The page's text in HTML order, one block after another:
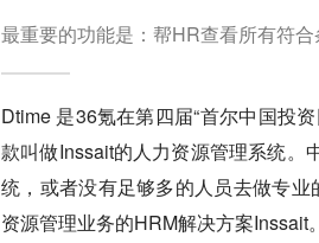
最重要的功能是：帮HR查看所有符
Dtime 是36氪在第四届“首尔中国投
款叫做Inssait的人力资源管理系统。
统，或者没有足够多的人员去做专
资源管理业务的HRM解决方案Inssait。